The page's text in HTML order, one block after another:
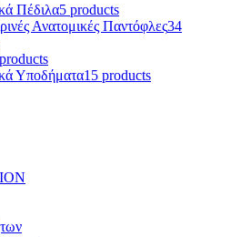
Πέδιλα5 products
Ανατομικές Παντόφλες34
Υποδήματα15 products